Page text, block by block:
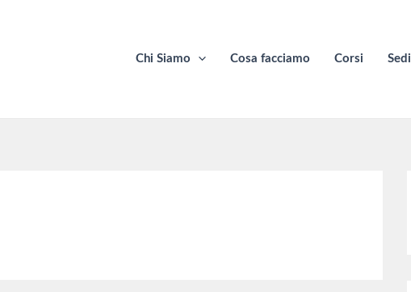
Chi Siamo Cosa facciamo Corsi Sedi